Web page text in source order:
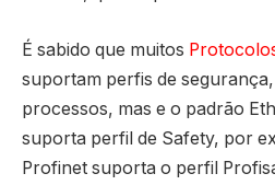
É sabido que muitos
suportam perfis de
processos, mas e o padrão
suporta perfil de Safety, por
Profinet suporta o perfil